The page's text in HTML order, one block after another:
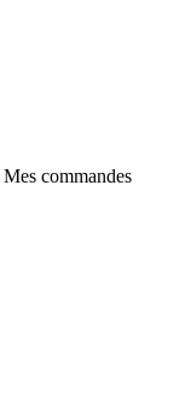
Mes commandes